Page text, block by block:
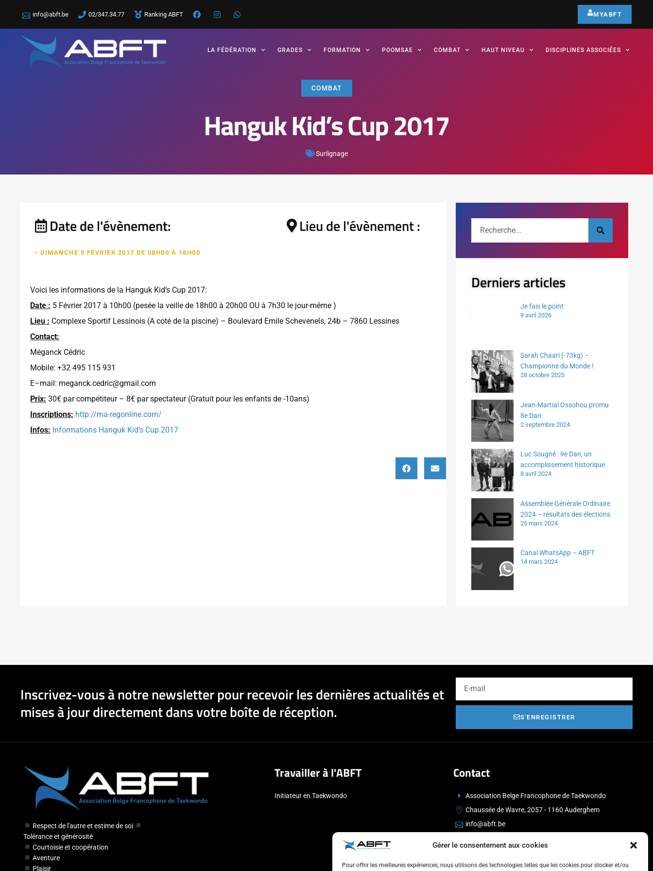
Gérer le consentement aux cookies
Pour offrir les meilleures expériences, nous utilisons des technologies telles que les cookies pour stocker et/ou
info@abft.be 02/347.34.77 Ranking ABFT MYABFT
LA FÉDÉRATION GRADES FORMATION POOMSAE COMBAT HAUT NIVEAU DISCIPLINES ASSOCIÉES
COMBAT
Hanguk Kid’s Cup 2017
Surlignage
Date de l'évènement:
• DIMANCHE 5 FÉVRIER 2017 DE 08H00 À 18H00
Lieu de l'évènement :
Voici les informations de la Hanguk Kid’s Cup 2017:
Date : 5 Février 2017 à 10h00 (pesée la veille de 18h00 à 20h00 OU à 7h30 le jour-même )
Lieu : Complexe Sportif Lessinois (A coté de la piscine) – Boulevard Emile Schevenels, 24b – 7860 Lessines
Contact:
Méganck Cédric
Mobile: +32 495 115 931
E–mail: meganck.cedric@gmail.com
Prix: 30€ par compétiteur – 8€ par spectateur (Gratuit pour les enfants de -10ans)
Inscriptions: http://ma-regonline.com/
Infos: Informations Hanguk Kid’s Cup 2017
Derniers articles
Je fais le point
9 avril 2026
Sarah Chaari (-73kg) –
Championne du Monde !
28 octobre 2025
Jean-Martial Ossohou promu
8e Dan
2 septembre 2024
Luc Sougné : 9e Dan, un
accomplissement historique
8 avril 2024
Assemblée Générale Ordinaire
2024 – résultats des élections
25 mars 2024
Canal WhatsApp – ABFT
14 mars 2024
Inscrivez-vous à notre newsletter pour recevoir les dernières actualités et
mises à jour directement dans votre boîte de réception.
S'ENREGISTRER
Respect de l'autre et estime de soi
Tolérance et générosité
Courtoisie et coopération
Aventure
Plaisir
Travailler à l'ABFT
Initiateur en Taekwondo
Contact
Association Belge Francophone de Taekwondo
Chaussée de Wavre, 2057 - 1160 Auderghem
info@abft.be